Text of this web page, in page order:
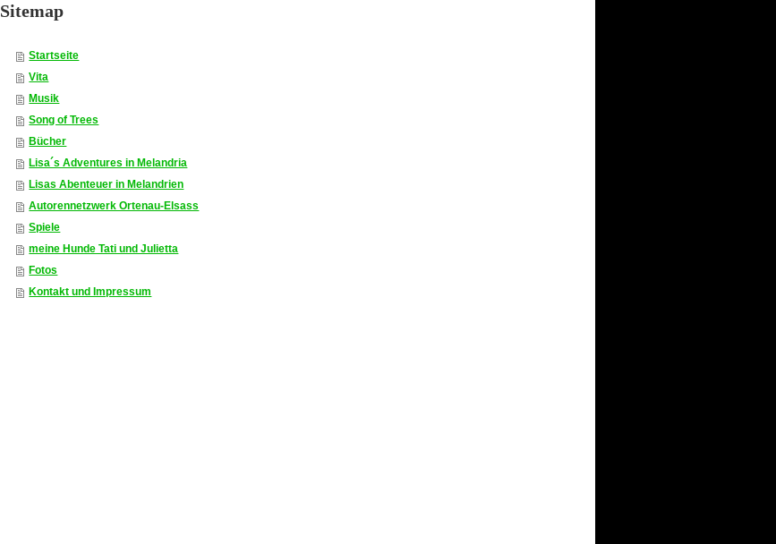
Sitemap
Startseite
Vita
Musik
Song of Trees
Bücher
Lisa´s Adventures in Melandria
Lisas Abenteuer in Melandrien
Autorennetzwerk Ortenau-Elsass
Spiele
meine Hunde Tati und Julietta
Fotos
Kontakt und Impressum